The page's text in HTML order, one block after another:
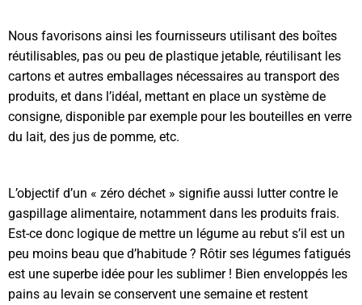
Nous favorisons ainsi les fournisseurs utilisant des boîtes
réutilisables, pas ou peu de plastique jetable, réutilisant les
cartons et autres emballages nécessaires au transport des
produits, et dans l’idéal, mettant en place un système de
consigne, disponible par exemple pour les bouteilles en verre
du lait, des jus de pomme, etc.
L’objectif d’un « zéro déchet » signifie aussi lutter contre le
gaspillage alimentaire, notamment dans les produits frais.
Est-ce donc logique de mettre un légume au rebut s’il est un
peu moins beau que d’habitude ? Rôtir ses légumes fatigués
est une superbe idée pour les sublimer ! Bien enveloppés les
pains au levain se conservent une semaine et restent